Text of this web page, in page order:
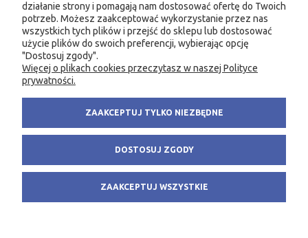
PRODUKTY
KONTAKT
info@fachowa.pl
KSIĘGARNIA FACHOWA.PL
80-299 Gdańsk
NIP: 584-182-39-49
działanie strony i pomagają nam dostosować ofertę do Twoich
potrzeb. Możesz zaakceptować wykorzystanie przez nas
wszystkich tych plików i przejść do sklepu lub dostosować
użycie plików do swoich preferencji, wybierając opcję
"Dostosuj zgody".
Więcej o plikach cookies przeczytasz w naszej Polityce
prywatności.
ZAAKCEPTUJ TYLKO NIEZBĘDNE
DOSTOSUJ ZGODY
ZAAKCEPTUJ WSZYSTKIE